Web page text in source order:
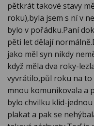
pětkrát takové stavy
roku),byla jsem s ní v
bylo v pořádku.Paní
pěti let dělají
jako měl syn nikdy
když měla dva roky-
vyvrátilo,půl roku na to
mnou komunikovala a
bylo chvilku klid-
plakat a pak se